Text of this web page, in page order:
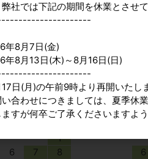
作キット LED用 ランタンBOX
月
1
6 7
8
6
社では下記の期間を休業とさせて
年8月7日(金)
年8月13日(木)～8月16日(日)
日(月)の午前9時より再開いたし
合わせにつきましては、夏季休
すが何卒ご了承くださいますよ